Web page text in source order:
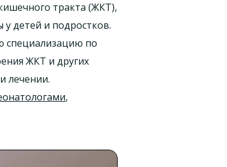
тракта (ЖКТ),
детей и подростков.
специализацию по
ЖКТ и других
лечении.
,